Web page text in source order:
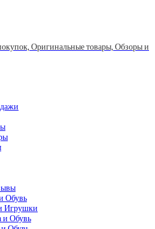
Оригинальные товары, Обзоры и
Обувь
Игрушки
Обувь